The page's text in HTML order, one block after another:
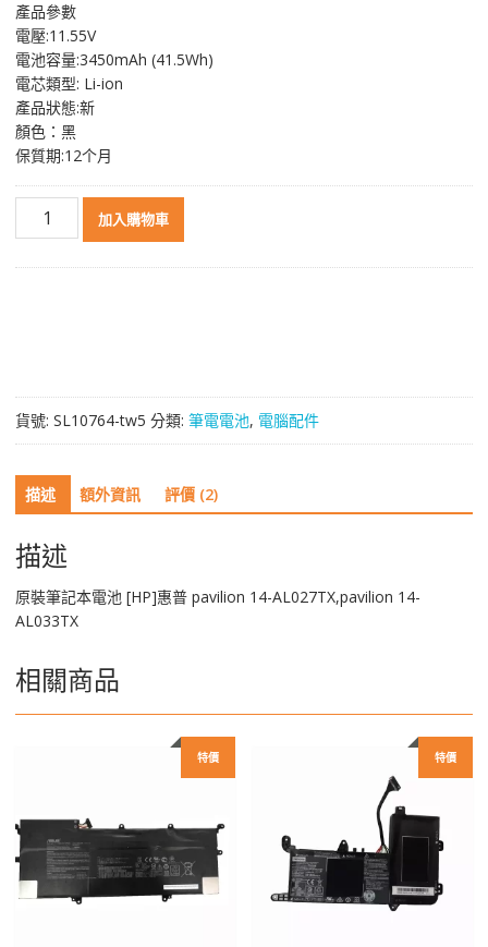
格：
NT$ 2,115。NT$ 1,123。
產品參數
電壓:11.55V
電池容量:3450mAh (41.5Wh)
電芯類型: Li-ion
產品狀態:新
顏色：黑
保質期:12个月
於
[HP]
惠
普
pavilion
14-
AL027TX,pavilion
14-
AL033TX
數
加入購物車
貨號: SL10764-tw5 分類: 筆電電池, 電腦配件
描述 額外資訊 評價 (2)
描述
原裝筆記本電池 [HP]惠普 pavilion 14-AL027TX,pavilion 14-
AL033TX
相關商品
特價 特價